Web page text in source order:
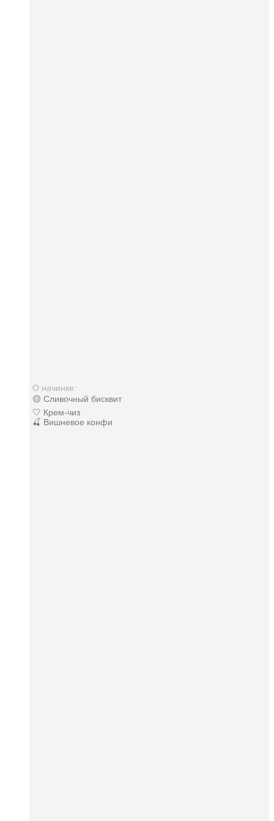
О начинке:
🟡 Сливочный бисквит
🤍 Крем-чиз
🍒 Вишневое конфи